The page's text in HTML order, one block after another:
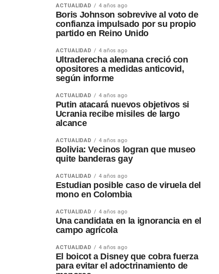
ACTUALIDAD 4 años ago
Boris Johnson sobrevive al voto de
confianza impulsado por su propio
partido en Reino Unido
ACTUALIDAD 4 años ago
Ultraderecha alemana creció con
opositores a medidas anticovid,
según informe
ACTUALIDAD 4 años ago
Putin atacará nuevos objetivos si
Ucrania recibe misiles de largo
alcance
ACTUALIDAD 4 años ago
Bolivia: Vecinos logran que museo
quite banderas gay
ACTUALIDAD 4 años ago
Estudian posible caso de viruela del
mono en Colombia
ACTUALIDAD 4 años ago
Una candidata en la ignorancia en el
campo agrícola
ACTUALIDAD 4 años ago
El boicot a Disney que cobra fuerza
para evitar el adoctrinamiento de